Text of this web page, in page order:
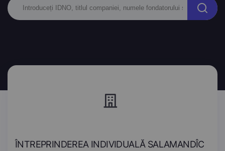
ÎNTREPRINDEREA INDIVIDUALĂ SALAMANDÎC